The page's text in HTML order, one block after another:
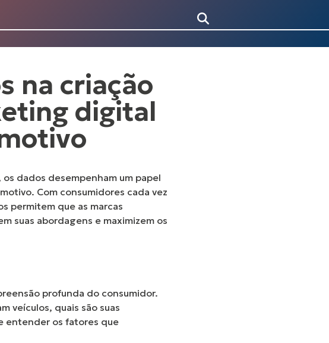
na criação
digital
dados desempenham um papel
Com consumidores cada vez
permitem que as marcas
suas abordagens e maximizem os
profunda do consumidor.
veículos, quais são suas
entender os fatores que